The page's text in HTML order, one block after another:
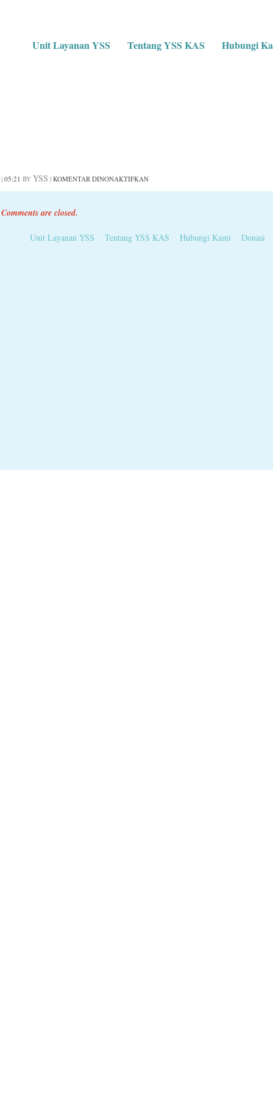
Unit Layanan YSS Tentang YSS KAS Hubungi
| 05:21 BY YSS | KOMENTAR DINONAKTIFKANPADA
Comments are closed.
Unit Layanan YSS Tentang YSS KAS Hubungi Kami Donasi